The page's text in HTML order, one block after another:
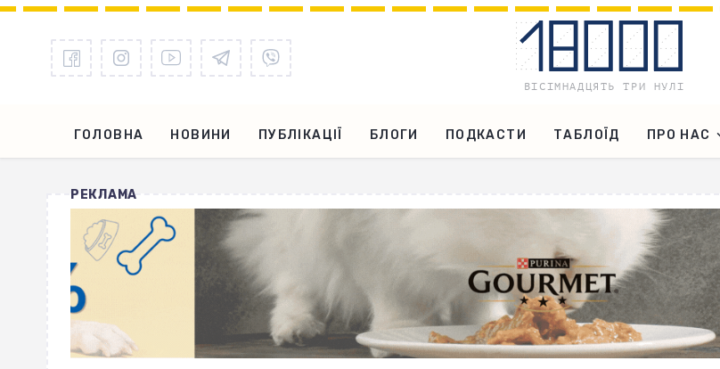
ГОЛОВНА НОВИНИ ПУБЛІКАЦІЇ БЛОГИ ПОДКАСТИ ТАБЛОЇД ПРО НАС
РЕКЛАМА